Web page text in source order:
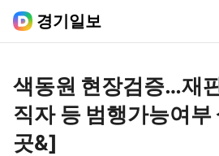
경기일보
색동원 현장검증…재
직자 등 범행가능여
곳&]